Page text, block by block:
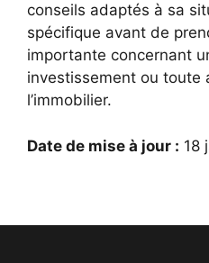
conseils adaptés à sa
spécifique avant de
importante concernant
investissement ou toute
l’immobilier.
Date de mise à jour : 18